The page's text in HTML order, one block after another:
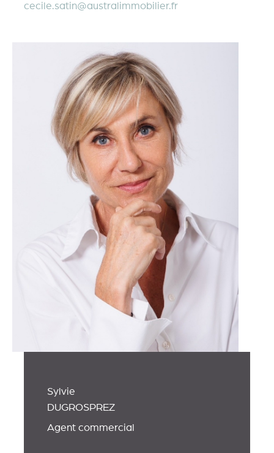
cecile.satin@australimmobilier.fr
Sylvie
DUGROSPREZ
Agent commercial